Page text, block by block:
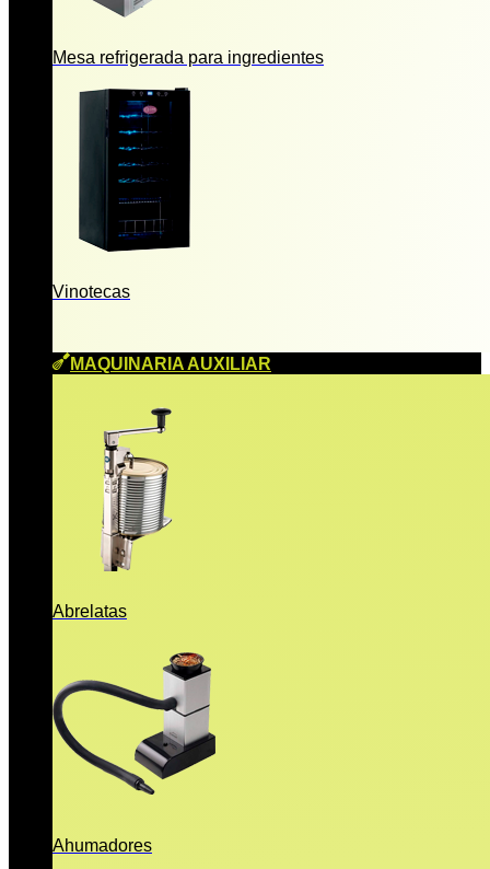
Mesa refrigerada para ingredientes
Vinotecas
MAQUINARIA AUXILIAR
Abrelatas
Ahumadores